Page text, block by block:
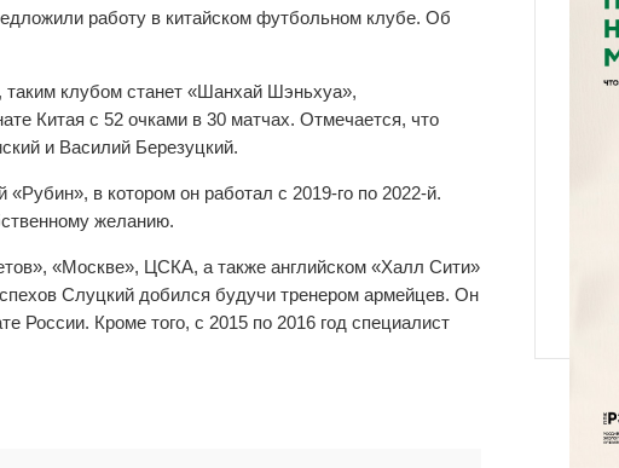
работу в китайском футбольном клубе. Об
клубом станет «Шанхай Шэньхуа»,
Китая с 52 очками в 30 матчах. Отмечается, что
и Василий Березуцкий.
в котором он работал с 2019-го по 2022-й.
желанию.
«Москве», ЦСКА, а также английском «Халл Сити»
Слуцкий добился будучи тренером армейцев. Он
России. Кроме того, с 2015 по 2016 год специалист